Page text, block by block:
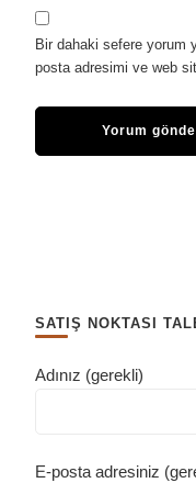
Bir dahaki sefere yorum
posta adresimi ve web
SATIŞ NOKTASI
Adınız (gerekli)
E-posta adresiniz